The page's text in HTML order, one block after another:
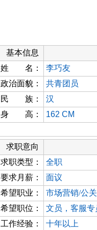
基本信息
姓 名：
李巧友
政治面貌：
共青团员
民 族：
汉
身 高：
162 CM
求职意向
求职类型：
全职
要求月薪：
面议
希望职业：
市场营销/公
希望职位：
文员，客服
工作经验：
十年以上